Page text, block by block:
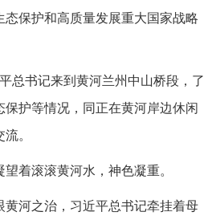
保护和高质量发展重大国家战略
总书记来到黄河兰州中山桥段，了
护等情况，同正在黄河岸边休闲
。
着滚滚黄河水，神色凝重。
黄河之治，习近平总书记牵挂着母